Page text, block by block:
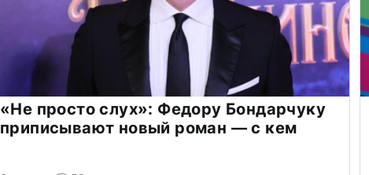
«Не просто слух»: Федору Бондарчуку
приписывают новый роман — с кем